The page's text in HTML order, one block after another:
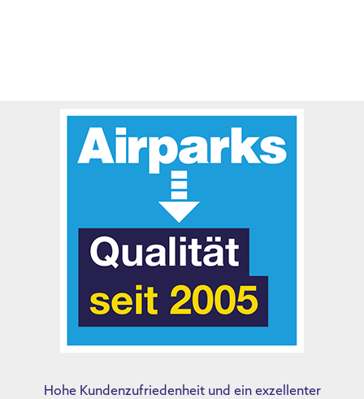
Hohe Kundenzufriedenheit und ein exzellenter